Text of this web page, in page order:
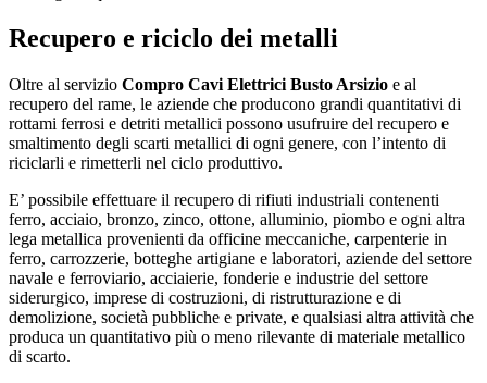
Recupero e riciclo dei metalli
Oltre al servizio Compro Cavi Elettrici Busto Arsizio e al
recupero del rame, le aziende che producono grandi quantitativi di
rottami ferrosi e detriti metallici possono usufruire del recupero e
smaltimento degli scarti metallici di ogni genere, con l’intento di
riciclarli e rimetterli nel ciclo produttivo.
E’ possibile effettuare il recupero di rifiuti industriali contenenti
ferro, acciaio, bronzo, zinco, ottone, alluminio, piombo e ogni altra
lega metallica provenienti da officine meccaniche, carpenterie in
ferro, carrozzerie, botteghe artigiane e laboratori, aziende del settore
navale e ferroviario, acciaierie, fonderie e industrie del settore
siderurgico, imprese di costruzioni, di ristrutturazione e di
demolizione, società pubbliche e private, e qualsiasi altra attività che
produca un quantitativo più o meno rilevante di materiale metallico
di scarto.